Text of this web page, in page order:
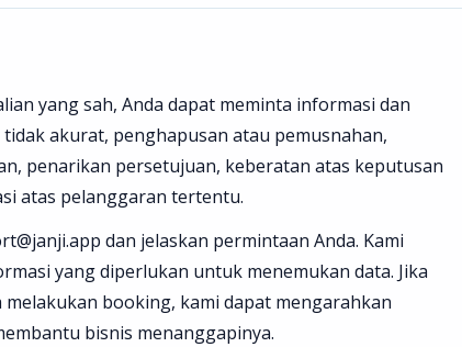
yang sah, Anda dapat meminta informasi dan
akurat, penghapusan atau pemusnahan,
penarikan persetujuan, keberatan atas keputusan
atas pelanggaran tertentu.
dan jelaskan permintaan Anda. Kami
yang diperlukan untuk menemukan data. Jika
booking, kami dapat mengarahkan
bisnis menanggapinya.